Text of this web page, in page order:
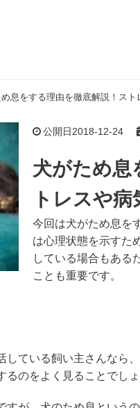
息をする理由を徹底解説！スト
公開日2018-12-24
犬がため息
トレスや
今回は犬がため息を
は心理状態を示すた
している場合もある
ことも重要です。
している飼い主さんなら
のをよく見ることでしょ